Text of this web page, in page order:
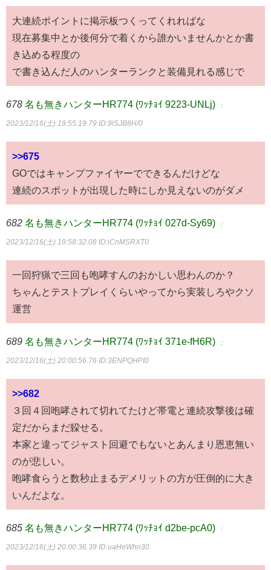
大連続ポイントに掲示板つくってくれればな
現在募集中とか後何分で着くから誰かいませんかとか書
き込める程度の
で書き込んだ人のハンターランクと装備見れる感じで
678 名も無きハンターHR774 (ﾜｯﾁｮｲ 9223-UNLj) ：
2023/12/16(土) 19:55:19.79 ID:9lSJB8H/0
>>675
GOではキャンプファイヤーでできるんだけどな
連続のスポットが出現した時にしか見えないのがダメ
682 名も無きハンターHR774 (ﾜｯﾁｮｲ 027d-Sy69) ：
2023/12/16(土) 19:58:32.08 ID:iCnMSRXT0
一回狩猟で三回も咆哮すんのおかしい思わんのか？
ちゃんとテストプレイくらいやってから実装しろやクソ
運営
689 名も無きハンターHR774 (ﾜｯﾁｮｲ 371e-fH6R) ：
2023/12/16(土) 20:00:56.76 ID:3ENPQHPI0
>>682
３回４回咆哮されて切れてたけど帯電と連続攻撃後は確
定だからまだ躱せる。
本家と違ってジャスト回避でもないとあんまり恩恵無い
のが悲しい。
咆哮食らうと数秒止まるデメリットの方が圧倒的に大き
いんだよな。
685 名も無きハンターHR774 (ﾜｯﾁｮｲ d2be-pcA0) ：
2023/12/16(土) 20:00:36.39 ID:uaHeWhn30